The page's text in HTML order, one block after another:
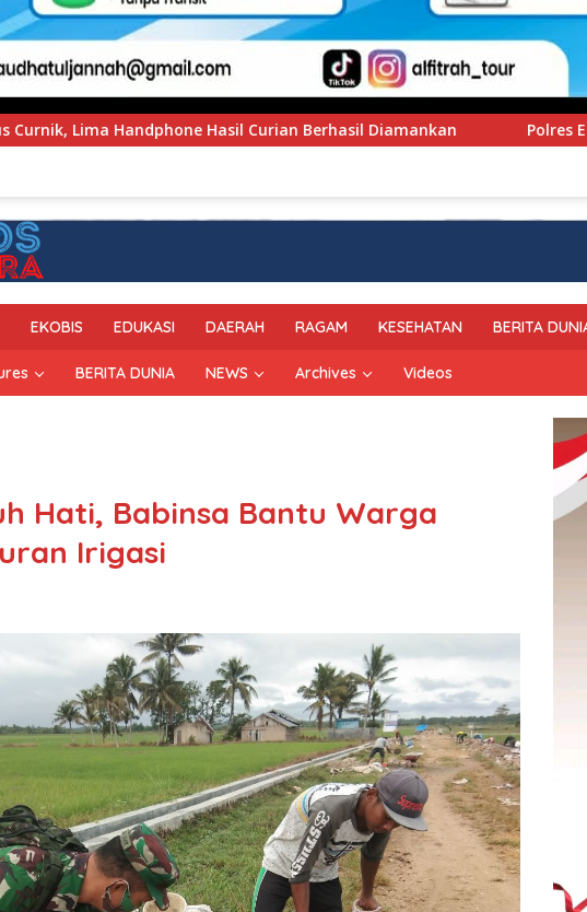
Berhasil Diamankan Polres Enrekang Sambut Kapolres Baru
EKOBIS EDUKASI DAERAH RAGAM KESEHATAN BERITA
BERITA DUNIA NEWS Archives Videos
Hati, Babinsa Bantu Warga
Irigasi